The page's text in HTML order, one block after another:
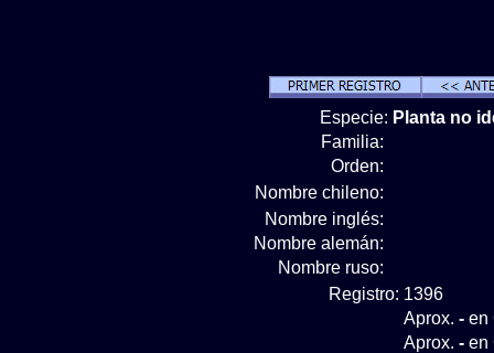
Especie: Planta no
Familia:
Orden:
Nombre chileno:
Nombre inglés:
Nombre alemán:
Nombre ruso:
Registro: 1396
Aprox. - en
Aprox. - en